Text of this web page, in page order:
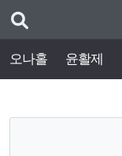
오나홀 윤활제